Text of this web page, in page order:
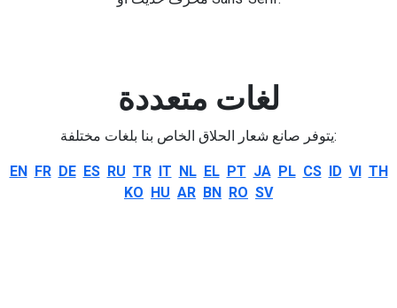
لغات متعددة
يتوفر صانع شعار الحلاق الخاص بنا بلغات مختلفة:
EN FR DE ES RU TR IT NL EL PT JA PL CS ID VI TH
KO HU AR BN RO SV